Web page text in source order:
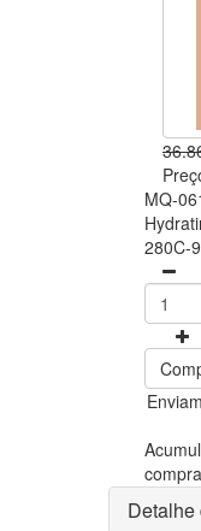
MQ-
280C-
compra
Detalhe